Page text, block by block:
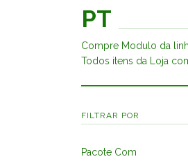
PT
Compre Modulo da
Todos itens da Loja
FILTRAR POR
Pacote Com